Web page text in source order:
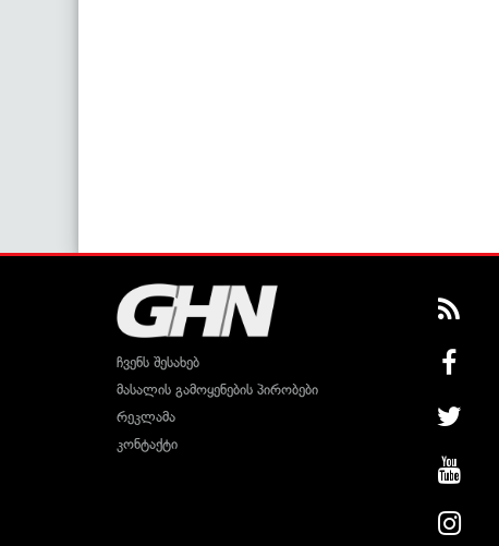
ჩვენს შესახებ
მასალის გამოყენების პირობები
რეკლამა
კონტაქტი